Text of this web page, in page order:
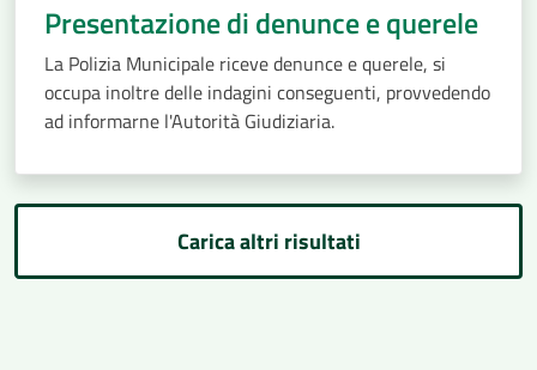
Presentazione di denunce e querele
La Polizia Municipale riceve denunce e querele, si
occupa inoltre delle indagini conseguenti, provvedendo
ad informarne l'Autorità Giudiziaria.
Carica altri risultati